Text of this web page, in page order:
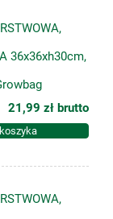
36x36xh30cm,
21,99 zł brutto